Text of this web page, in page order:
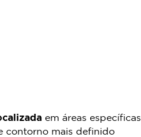
em áreas específicas
contorno mais definido